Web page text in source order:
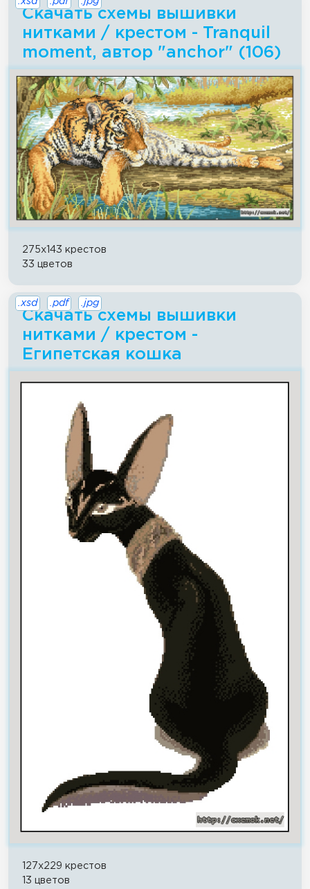
Скачать схемы вышивки
нитками / крестом - Tranquil
moment, автор "anchor" (106)
275x143 крестов
33 цветов
Скачать схемы вышивки
нитками / крестом -
Египетская кошка
.xsd .pdf .jpg
127x229 крестов
13 цветов